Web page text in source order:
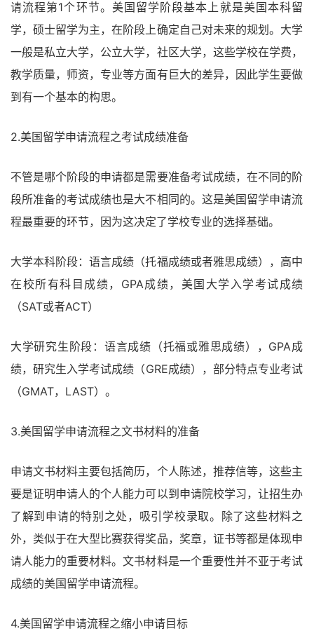
请流程第1个环节。美国留学阶段基本上就是美国本科留
学，硕士留学为主，在阶段上确定自己对未来的规划。大学
一般是私立大学，公立大学，社区大学，这些学校在学费，
教学质量，师资，专业等方面有巨大的差异，因此学生要做
到有一个基本的构思。
2.美国留学申请流程之考试成绩准备
不管是哪个阶段的申请都是需要准备考试成绩，在不同的阶
段所准备的考试成绩也是大不相同的。这是美国留学申请流
程最重要的环节，因为这决定了学校专业的选择基础。
大学本科阶段：语言成绩（托福成绩或者雅思成绩），高中
在校所有科目成绩，GPA成绩，美国大学入学考试成绩
（SAT或者ACT）
大学研究生阶段：语言成绩（托福或雅思成绩），GPA成
绩，研究生入学考试成绩（GRE成绩），部分特点专业考试
（GMAT，LAST）。
3.美国留学申请流程之文书材料的准备
申请文书材料主要包括简历，个人陈述，推荐信等，这些主
要是证明申请人的个人能力可以到申请院校学习，让招生办
了解到申请的特别之处，吸引学校录取。除了这些材料之
外，类似于在大型比赛获得奖品，奖章，证书等都是体现申
请人能力的重要材料。文书材料是一个重要性并不亚于考试
成绩的美国留学申请流程。
4.美国留学申请流程之缩小申请目标